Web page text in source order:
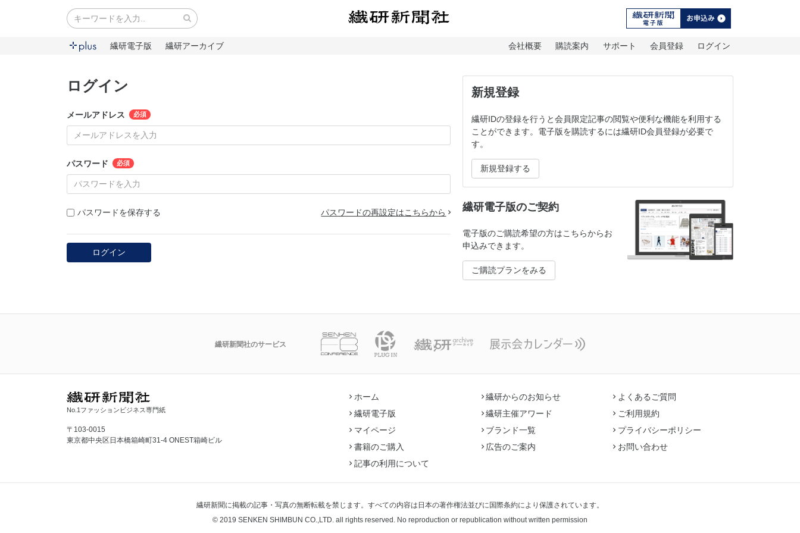
繊研電子版 繊研アーカイブ ログイン
会員登録
サポート
購読案内
会社概要
ログイン
メールアドレス
パスワード
パスワードを保存する パスワードの再設定はこちらから
ログイン
新規登録
繊研IDの登録を行うと会員限定記事の閲覧や便利な機能を利用する
ことができます。電子版を購読するには繊研ID会員登録が必要で
す。
新規登録する
繊研電子版のご契約
電子版のご購読希望の方はこちらからお
申込みできます。
ご購読プランをみる
繊研新聞社のサービス
No.1ファッションビジネス専門紙
〒103-0015
東京都中央区日本橋箱崎町31-4 ONEST箱崎ビル
ホーム
繊研電子版
マイページ
書籍のご購入
記事の利用について
繊研からのお知らせ
繊研主催アワード
ブランド一覧
広告のご案内
よくあるご質問
ご利用規約
プライバシーポリシー
お問い合わせ
繊研新聞に掲載の記事・写真の無断転載を禁じます。すべての内容は日本の著作権法並びに国際条約により保護されています。
© 2019 SENKEN SHIMBUN CO.,LTD. all rights reserved. No reproduction or republication without written permission